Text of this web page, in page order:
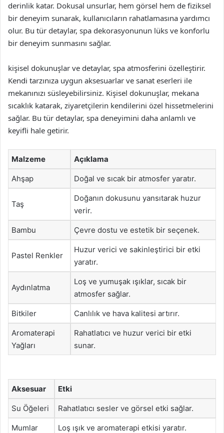
derinlik katar. Dokusal unsurlar, hem görsel hem de fiziksel
bir deneyim sunarak, kullanıcıların rahatlamasına yardımcı
olur. Bu tür detaylar, spa dekorasyonunun lüks ve konforlu
bir deneyim sunmasını sağlar.
kişisel dokunuşlar ve detaylar, spa atmosferini özelleştirir.
Kendi tarzınıza uygun aksesuarlar ve sanat eserleri ile
mekanınızı süsleyebilirsiniz. Kişisel dokunuşlar, mekana
sıcaklık katarak, ziyaretçilerin kendilerini özel hissetmelerini
sağlar. Bu tür detaylar, spa deneyimini daha anlamlı ve
keyifli hale getirir.
Malzeme Açıklama
Ahşap Doğal ve sıcak bir atmosfer yaratır.
Taş
Doğanın dokusunu yansıtarak huzur
verir.
Bambu Çevre dostu ve estetik bir seçenek.
Pastel Renkler
Huzur verici ve sakinleştirici bir etki
yaratır.
Aydınlatma
Loş ve yumuşak ışıklar, sıcak bir
atmosfer sağlar.
Bitkiler Canlılık ve hava kalitesi artırır.
Aromaterapi
Yağları
Rahatlatıcı ve huzur verici bir etki
sunar.
Aksesuar Etki
Su Öğeleri Rahatlatıcı sesler ve görsel etki sağlar.
Mumlar Loş ışık ve aromaterapi etkisi yaratır.